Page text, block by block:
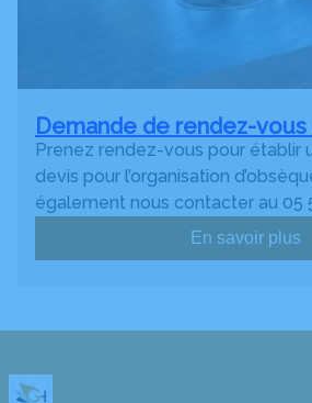
Demande de rendez-
Prenez rendez-vous pour établir
devis pour l’organisation
également nous contacter au 05
En savoir plus